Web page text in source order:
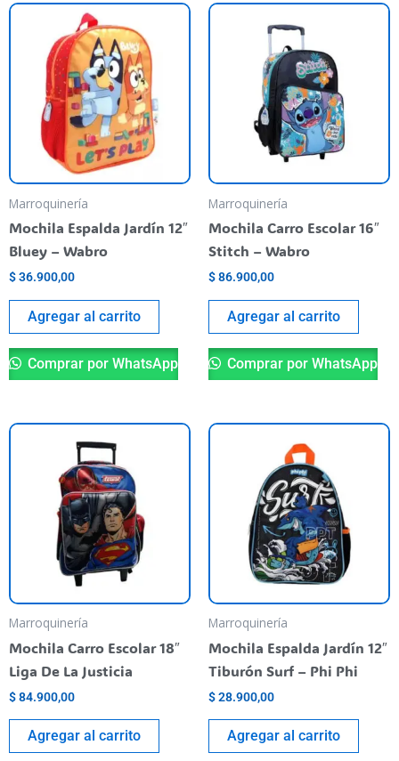
Marroquinería
Mochila Espalda Jardín 12″
Bluey – Wabro
$36.900,00
Agregar al carrito
Comprar por WhatsApp
Marroquinería
Mochila Carro Escolar 16″
Stitch – Wabro
$86.900,00
Agregar al carrito
Comprar por WhatsApp
Marroquinería
Mochila Carro Escolar 18″
Liga De La Justicia
$84.900,00
Agregar al carrito
Marroquinería
Mochila Espalda Jardín 12″
Tiburón Surf – Phi Phi
$28.900,00
Agregar al carrito